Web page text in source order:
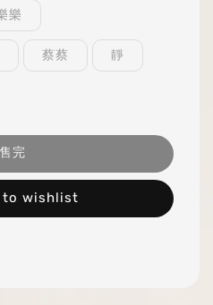
樂
蔡蔡 靜
售完
to wishlist